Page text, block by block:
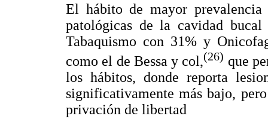
El hábito de mayor
patológicas de la cavidad
Tabaquismo con 31% y
como el de Bessa y col,(26) que
los hábitos, donde reporta
significativamente más bajo,
privación de libertad